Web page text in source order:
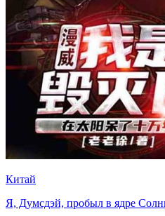
Китай
Я, Думсдэй, пробыл в ядре